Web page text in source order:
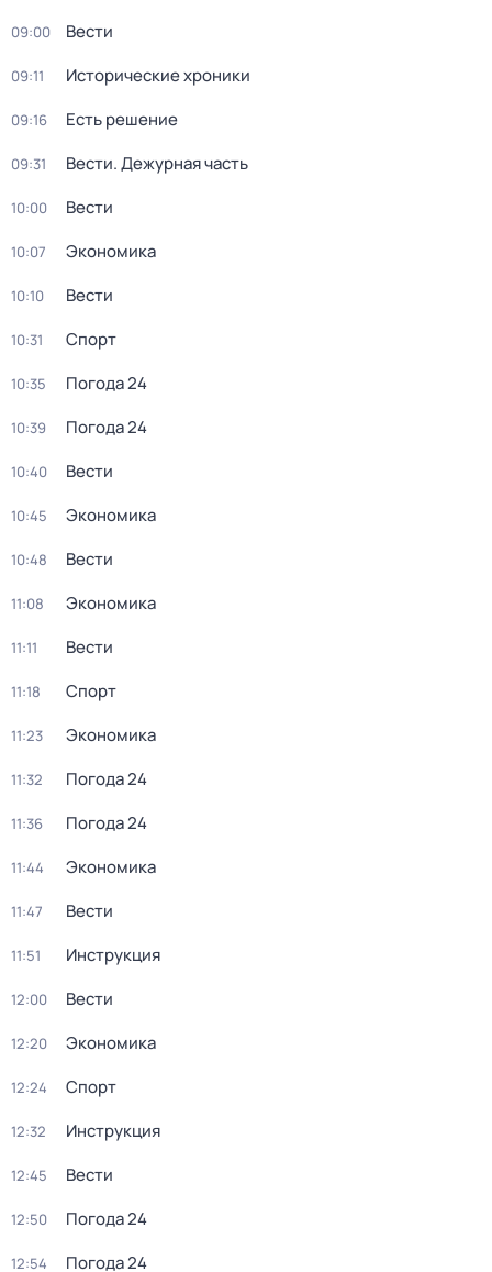
09:00 Вести
09:11 Исторические хроники
09:16 Есть решение
09:31 Вести. Дежурная часть
10:00 Вести
10:07 Экономика
10:10 Вести
10:31 Спорт
10:35 Погода 24
10:39 Погода 24
10:40 Вести
10:45 Экономика
10:48 Вести
11:08 Экономика
11:11 Вести
11:18 Спорт
11:23 Экономика
11:32 Погода 24
11:36 Погода 24
11:44 Экономика
11:47 Вести
11:51 Инструкция
12:00 Вести
12:20 Экономика
12:24 Спорт
12:32 Инструкция
12:45 Вести
12:50 Погода 24
12:54 Погода 24